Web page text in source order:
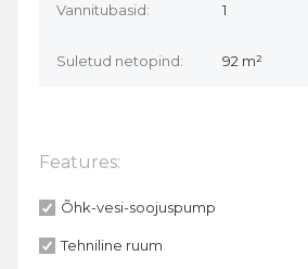
Vannitubasid: 1
Suletud netopind: 92 m²
Features:
Õhk-vesi-soojuspump
Tehniline ruum